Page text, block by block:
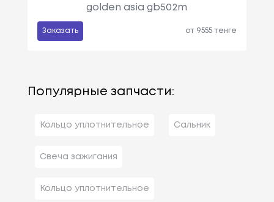
golden asia gb502m
Заказать от 9555 тенге
Популярные запчасти:
Кольцо уплотнительное Сальник
Свеча зажигания
Кольцо уплотнительное